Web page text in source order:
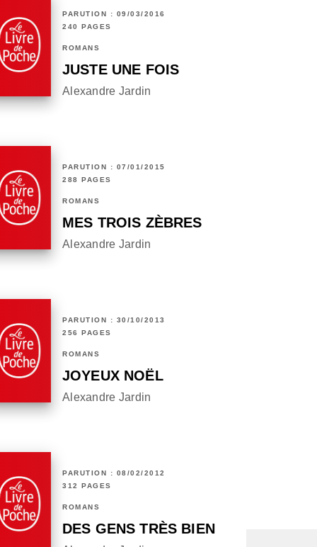
PARUTION : 09/03/2016
240 PAGES
ROMANS
JUSTE UNE FOIS
Alexandre Jardin
PARUTION : 07/01/2015
288 PAGES
ROMANS
MES TROIS ZÈBRES
Alexandre Jardin
PARUTION : 30/10/2013
256 PAGES
ROMANS
JOYEUX NOËL
Alexandre Jardin
PARUTION : 08/02/2012
312 PAGES
ROMANS
DES GENS TRÈS BIEN